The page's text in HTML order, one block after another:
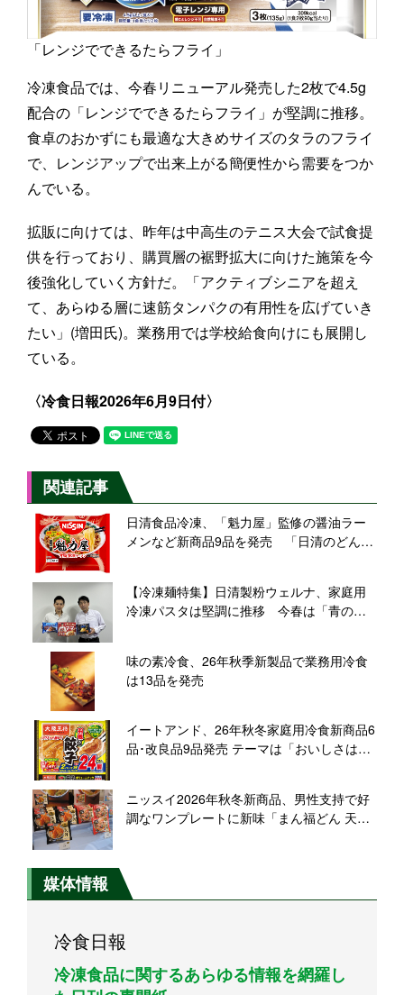
「レンジでできるたらフライ」
冷凍食品では、今春リニューアル発売した2枚で4.5g
配合の「レンジでできるたらフライ」が堅調に推移。
食卓のおかずにも最適な大きめサイズのタラのフライ
で、レンジアップで出来上がる簡便性から需要をつか
んでいる。
拡販に向けては、昨年は中高生のテニス大会で試食提
供を行っており、購買層の裾野拡大に向けた施策を今
後強化していく方針だ。「アクティブシニアを超え
て、あらゆる層に速筋タンパクの有用性を広げていき
たい」(増田氏)。業務用では学校給食向けにも展開し
ている。
〈冷食日報2026年6月9日付〉
関連記事
日清食品冷凍、「魁力屋」監修の醤油ラー
メンなど新商品9品を発売 「日清のどん兵
【冷凍麺特集】日清製粉ウェルナ、家庭用
冷凍パスタは堅調に推移 今春は「青の洞
味の素冷食、26年秋季新製品で業務用冷食
は13品を発売
イートアンド、26年秋冬家庭用冷食新商品6
品･改良品9品発売 テーマは「おいしさは素
ニッスイ2026年秋冬新商品、男性支持で好
調なワンプレートに新味「まん福どん 天
媒体情報
冷食日報
冷凍食品に関するあらゆる情報を網羅し